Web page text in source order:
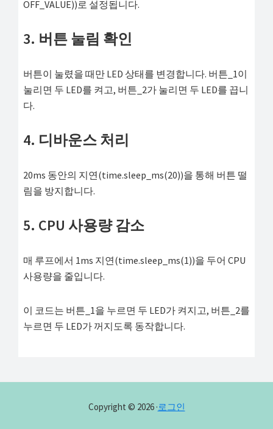
OFF_VALUE))로 설정됩니다.
3. 버튼 눌림 확인
버튼이 눌렸을 때만 LED 상태를 변경합니다. 버튼_1이
눌리면 두 LED를 켜고, 버튼_2가 눌리면 두 LED를 끕니
다.
4. 디바운스 처리
20ms 동안의 지연(time.sleep_ms(20))을 통해 버튼 떨
림을 방지합니다.
5. CPU 사용량 감소
매 루프에서 1ms 지연(time.sleep_ms(1))을 두어 CPU
사용량을 줄입니다.
이 코드는 버튼_1을 누르면 두 LED가 켜지고, 버튼_2를
누르면 두 LED가 꺼지도록 동작합니다.
Copyright © 2026 ·로그인